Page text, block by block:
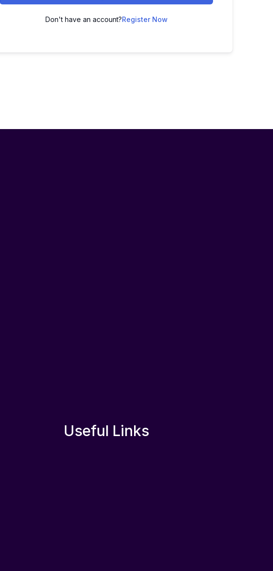
Don't have an account?Register Now
Useful Links